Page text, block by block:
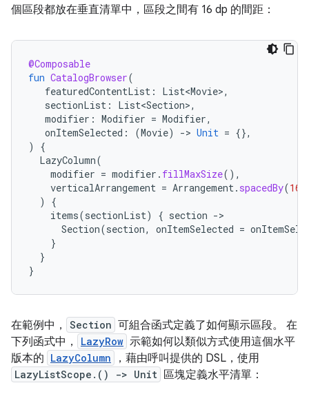
個區段都放在垂直清單中，區段之間有 16 dp 的間距：
@Composable
fun CatalogBrowser(
featuredContentList : List<Movie>,
sectionList : List<Section>,
modifier : Modifier = Modifier,
onItemSelected : (Movie) -> Unit = {},
)
{
LazyColumn(
modifier = modifier . fillMaxSize(),
verticalArrangement = Arrangement . spacedBy(16.
)
{
items(sectionList) { section -
Section(section, onItemSelected =
}
}
}
在範例中， Section 可組合函式定義了如何顯示區段。 在
下列函式中，
LazyRow 示範如何以類似方式使用這個水平
版本的 LazyColumn ，藉由呼叫提供的 DSL，使用
LazyListScope.() -> Unit 區塊定義水平清單：